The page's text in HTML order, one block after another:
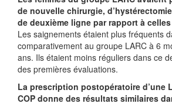
de nouvelle chirurgie,
de deuxième ligne par rapport à
Les saignements étaient plus fréquents
comparativement au groupe LARC à 6
ans. Ils étaient moins réguliers dans ce
des premières évaluations.
La prescription postopératoire d’une
COP donne des résultats similaires